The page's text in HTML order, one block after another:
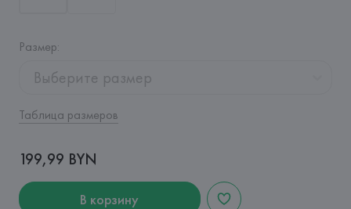
Размер:
Выберите размер
Таблица размеров
199,99 BYN
В корзину